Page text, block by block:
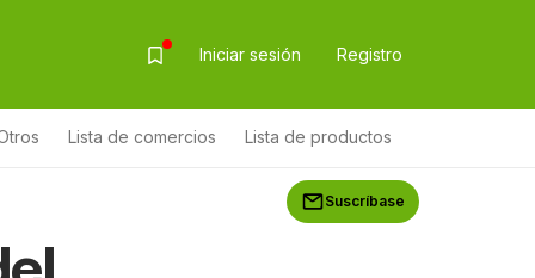
Iniciar sesión Registro
Lista de comercios Lista de productos
Suscríbase